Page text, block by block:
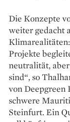
Die Konzepte
weiter ­gedacht
Projekte
neutralität,
sind“, so
von Deepgreen
schwere
Steinfurt. Ein